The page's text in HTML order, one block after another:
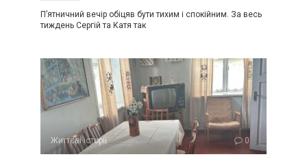
П’ятничний вечір обіцяв бути тихим і спокійним. За весь
тиждень Сергій та Катя так
Життєві історії 0